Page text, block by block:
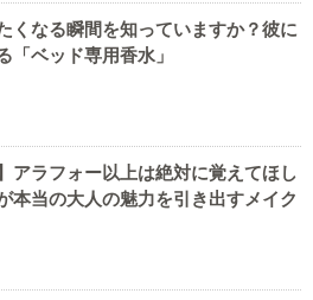
くなる瞬間を知っていますか？彼に
「ベッド専用香水」
アラフォー以上は絶対に覚えてほし
本当の大人の魅力を引き出すメイク